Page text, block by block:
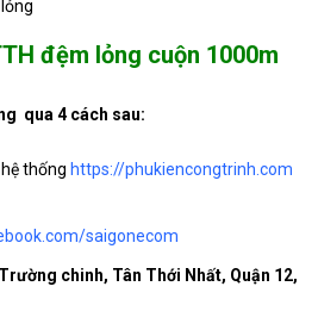
SS-4C, sợi G657, bọc nhựa
SS-2C, sợi G657, bọc nhựa
thuê bao quang bọc lỏng
quang 2FO FTTH đệm lỏng ,
đi âm hoặc trên máng cáp
Liên
đệm lỏng cuộn 1000m
qua 4 cách sau:
thống https://phukiencongtrinh.com
saigonecom
chinh, Tân Thới Nhất, Quận 12,